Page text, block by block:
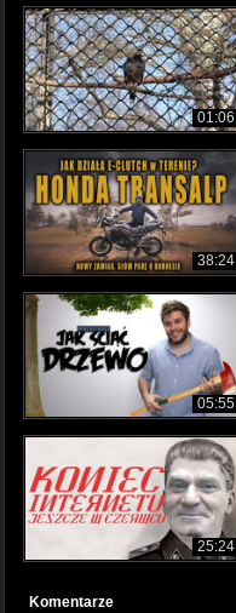
01:06
38:24
05:55
25:24
Komentarze